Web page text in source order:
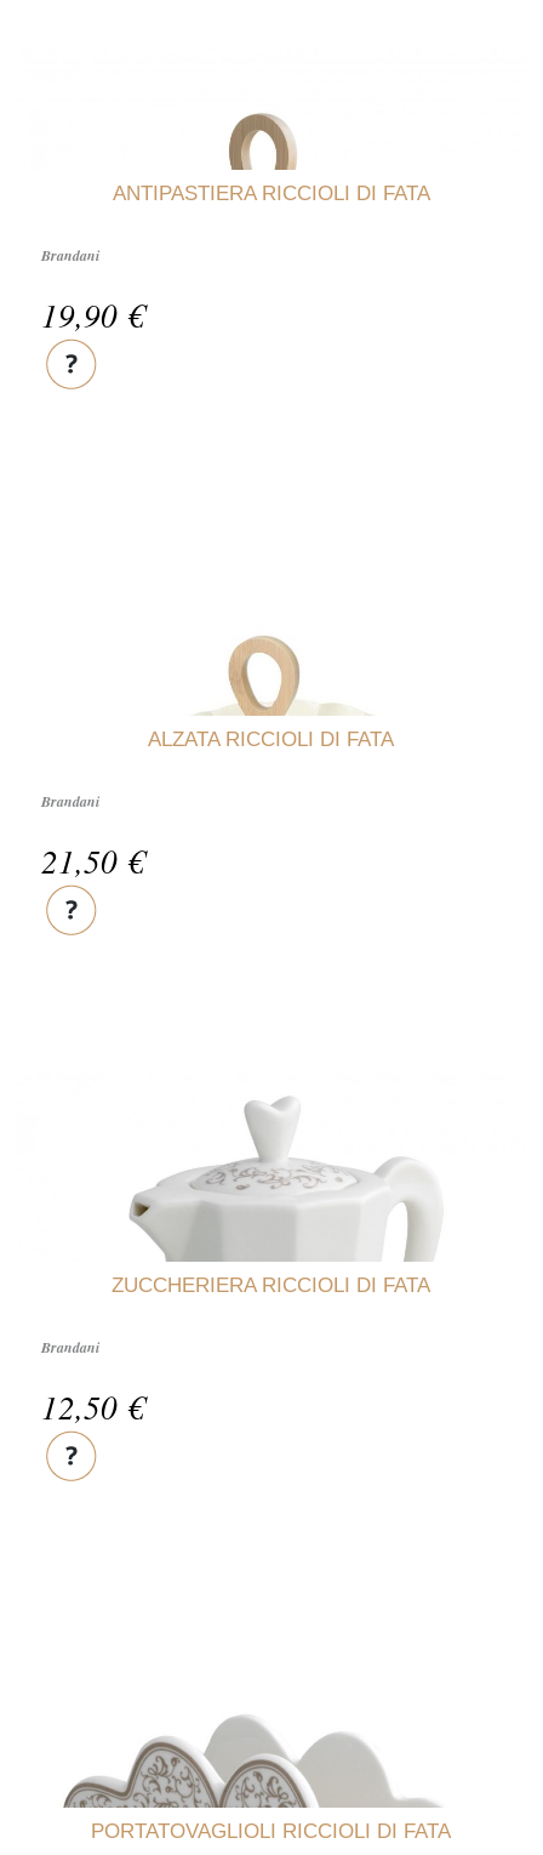
ANTIPASTIERA RICCIOLI DI FATA
Brandani
19,90 €
ALZATA RICCIOLI DI FATA
Brandani
21,50 €
ZUCCHERIERA RICCIOLI DI FATA
Brandani
12,50 €
PORTATOVAGLIOLI RICCIOLI DI FATA